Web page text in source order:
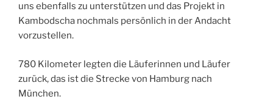
uns ebenfalls zu unterstützen und das Projekt in
Kambodscha nochmals persönlich in der Andacht
vorzustellen.
780 Kilometer legten die Läuferinnen und Läufer
zurück, das ist die Strecke von Hamburg nach
München.